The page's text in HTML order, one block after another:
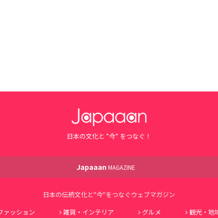
日本の文化と ”今” をつなぐ！
Japaaan MAGAZINE
日本の伝統文化と"今"をつなぐウェブマガジン
ァッション 雑貨・インテリア グルメ 観光・地